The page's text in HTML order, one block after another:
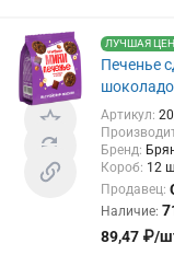
ЛУЧШАЯ
Печенье
Артикул:
Бренд:
Короб: 12
Продавец:
Наличие:
89,47 ₽/